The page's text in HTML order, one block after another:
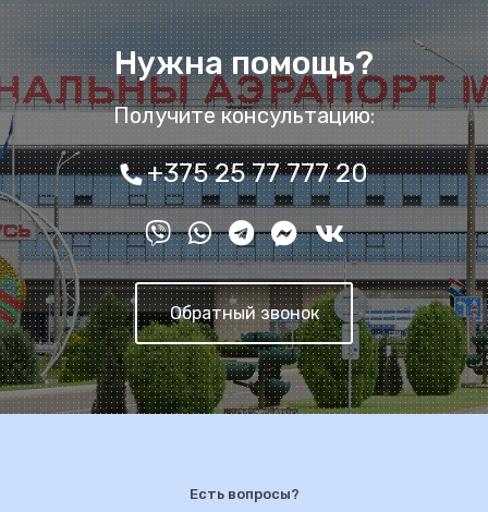
Нужна помощь?
Получите консультацию:
+375 25 77 777 20
Обратный звонок
Есть вопросы?